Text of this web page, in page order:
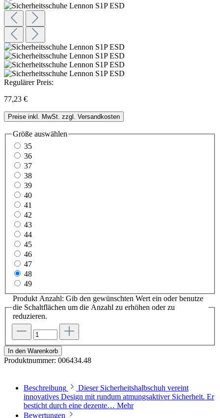
Regulärer Preis:
77,23 €
Preise inkl. MwSt. zzgl. Versandkosten
Größe auswählen
35
36
37
38
39
40
41
42
43
44
45
46
47
48
49
Produkt Anzahl: Gib den gewünschten Wert ein oder benutze
die Schaltflächen um die Anzahl zu erhöhen oder zu
reduzieren.
In den Warenkorb
Produktnummer: 006434.48
Beschreibung
Dieser Sicherheitshalbschuh vereint
innovatives Design mit rundum atmungsaktiver Sicherheit. Er
besticht durch eine dezente… Mehr
Bewertungen